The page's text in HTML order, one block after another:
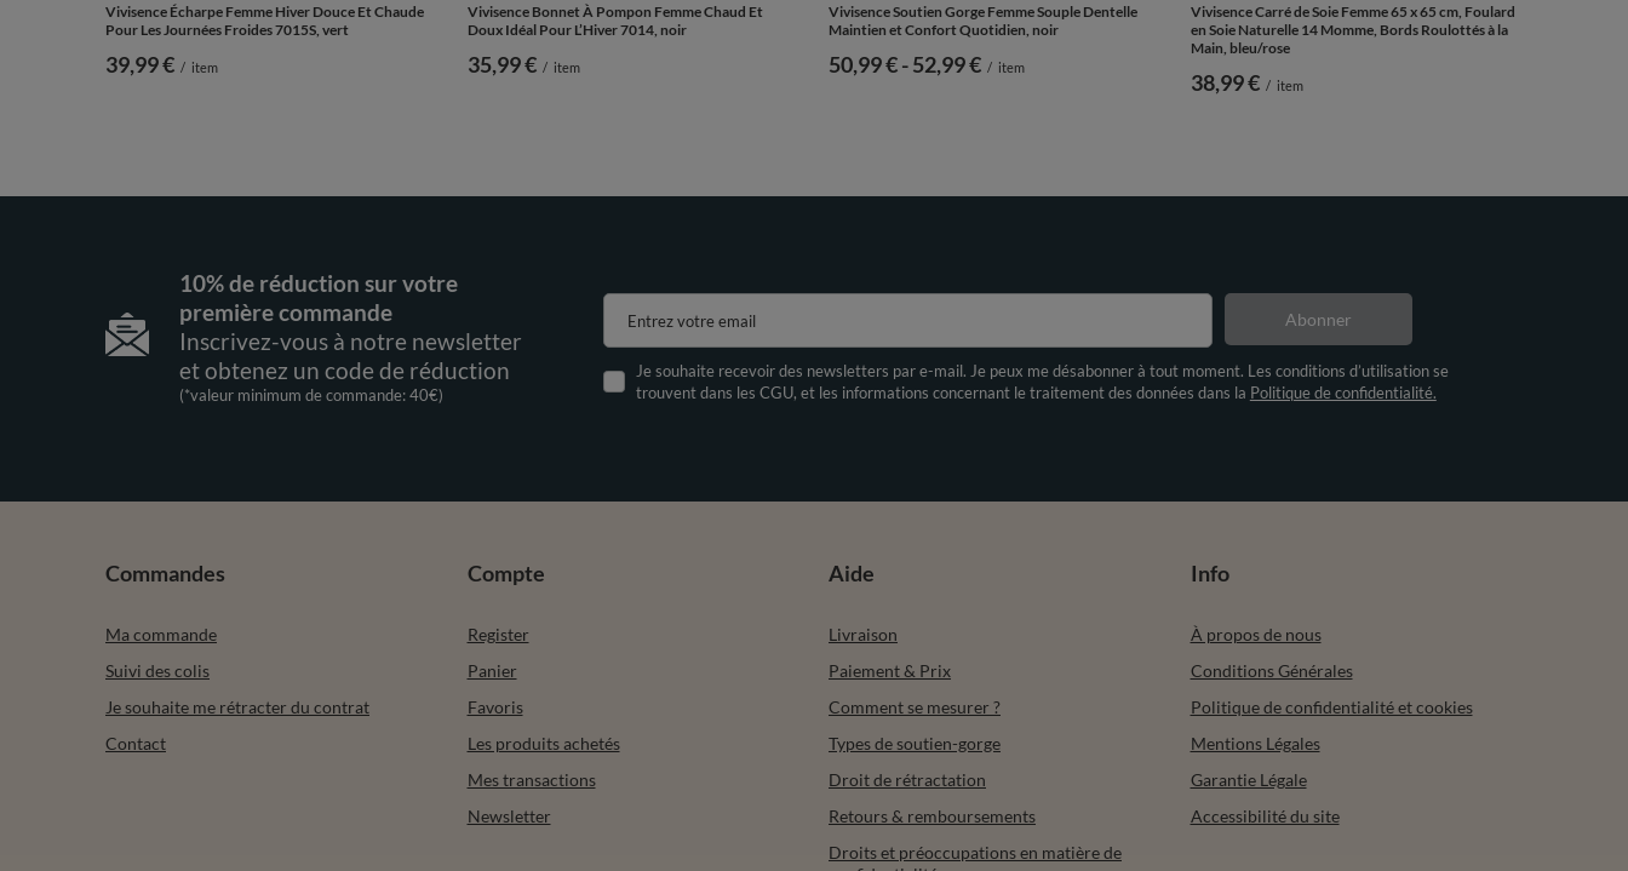
Vivisence Écharpe Femme Hiver Douce Et Chaude
Pour Les Journées Froides 7015S, vert
39,99 € / item
Vivisence Bonnet À Pompon Femme Chaud Et
Doux Idéal Pour L’Hiver 7014, noir
35,99 € / item
Vivisence Soutien Gorge Femme Souple Dentelle
Maintien et Confort Quotidien, noir
de
50,99 €-vers le bas
52,99 € / item
Vivisence Carré de Soie Femme 65 x 65 cm, Foulard
en Soie Naturelle 14 Momme, Bords Roulottés à la
Main, bleu/rose
38,99 € / item
10% de réduction sur votre
première commande
Inscrivez-vous à notre newsletter
et obtenez un code de réduction
(*valeur minimum de commande: 40€)
Entrez votre email
Je souhaite recevoir des newsletters par e-mail. Je peux me désabonner à tout moment. Les conditions d’utilisation se
trouvent dans les CGU, et les informations concernant le traitement des données dans la Politique de confidentialité.
Abonner
Commandes
Ma commande
Suivi des colis
Je souhaite me rétracter du contrat
Contact
Compte
Register
Panier
Favoris
Les produits achetés
Mes transactions
Newsletter
Aide
Livraison
Paiement & Prix
Comment se mesurer ?
Types de soutien-gorge
Droit de rétractation
Retours & remboursements
Droits et préoccupations en matière de
Info
À propos de nous
Conditions Générales
Politique de confidentialité et cookies
Mentions Légales
Garantie Légale
Accessibilité du site